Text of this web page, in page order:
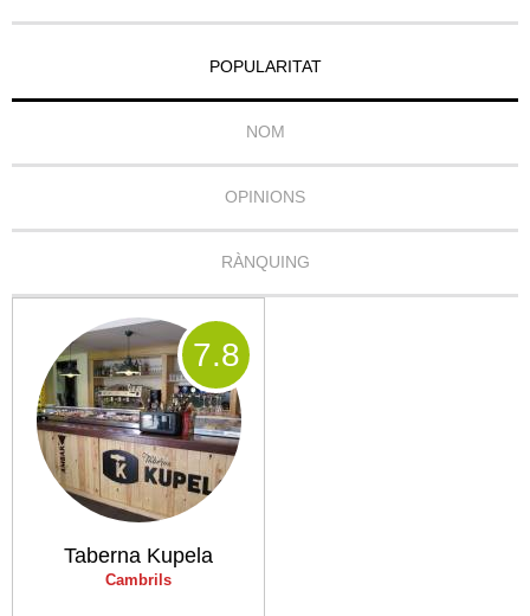
POPULARITAT
NOM
OPINIONS
RÀNQUING
Taberna Kupela
Cambrils
7.8